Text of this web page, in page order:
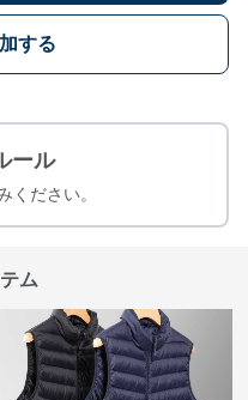
する
ール
ください。
ム